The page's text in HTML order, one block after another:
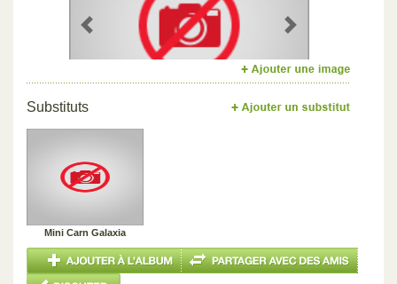
Previous Next
Substituts
Mini Carn Galaxia